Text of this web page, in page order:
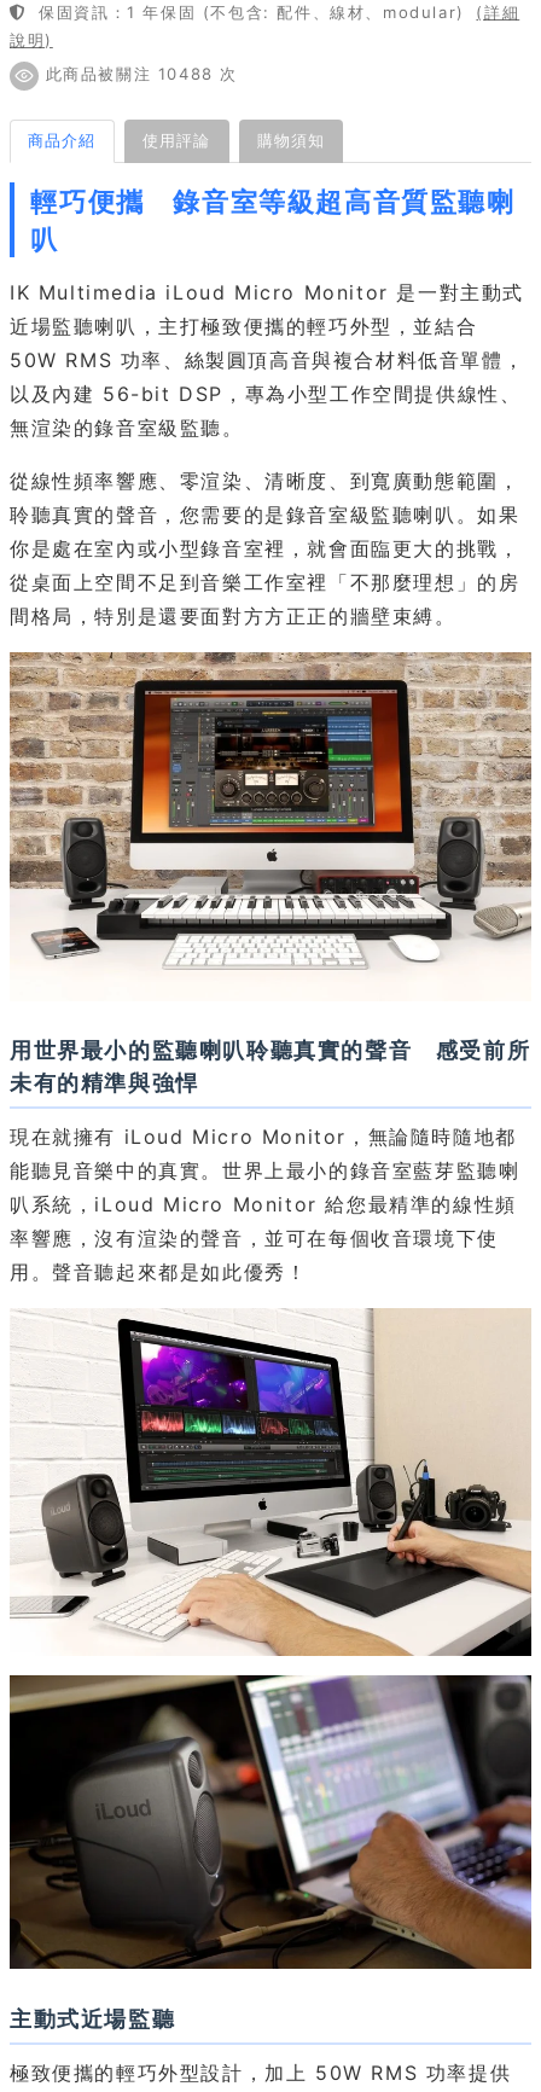
保固資訊：1 年保固 (不包含: 配件、線材、modular)
(詳細
說明)
此商品被關注 10488 次
商品介紹 使用評論 購物須知
輕巧便攜 錄音室等級超高音質監聽喇
叭
IK Multimedia iLoud Micro Monitor 是一對主動式
近場監聽喇叭，主打極致便攜的輕巧外型，並結合
50W RMS 功率、絲製圓頂高音與複合材料低音單體，
以及內建 56-bit DSP，專為小型工作空間提供線性、
無渲染的錄音室級監聽。
從線性頻率響應、零渲染、清晰度、到寬廣動態範圍，
聆聽真實的聲音，您需要的是錄音室級監聽喇叭。如果
你是處在室內或小型錄音室裡，就會面臨更大的挑戰，
從桌面上空間不足到音樂工作室裡「不那麼理想」的房
間格局，特別是還要面對方方正正的牆壁束縛。
用世界最小的監聽喇叭聆聽真實的聲音 感受前所
未有的精準與強悍
現在就擁有 iLoud Micro Monitor，無論隨時隨地都
能聽見音樂中的真實。世界上最小的錄音室藍芽監聽喇
叭系統，iLoud Micro Monitor 給您最精準的線性頻
率響應，沒有渲染的聲音，並可在每個收音環境下使
用。聲音聽起來都是如此優秀！
主動式近場監聽
極致便攜的輕巧外型設計，加上 50W RMS 功率提供